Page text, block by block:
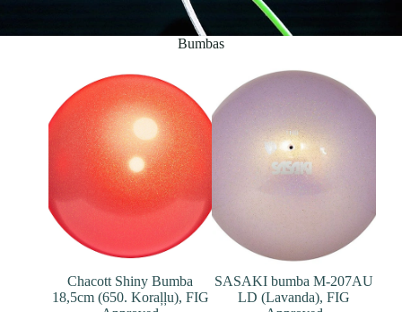
Bumbas
Chacott Shiny Bumba
18,5cm (650. Koraļļu), FIG
SASAKI bumba M-207AU
LD (Lavanda), FIG